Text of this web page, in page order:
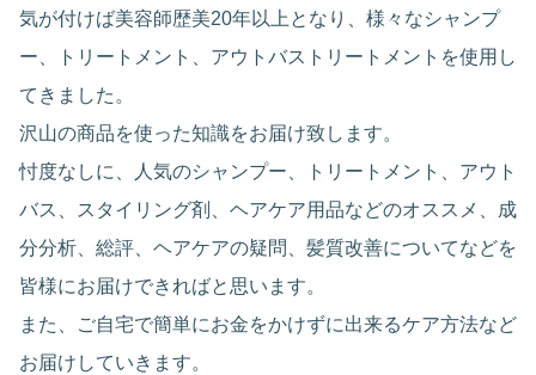
気が付けば美容師歴美20年以上となり、様々なシャンプ
ー、トリートメント、アウトバストリートメントを使用し
てきました。
沢山の商品を使った知識をお届け致します。
忖度なしに、人気のシャンプー、トリートメント、アウト
バス、スタイリング剤、ヘアケア用品などのオススメ、成
分分析、総評、ヘアケアの疑問、髪質改善についてなどを
皆様にお届けできればと思います。
また、ご自宅で簡単にお金をかけずに出来るケア方法など
お届けしていきます。